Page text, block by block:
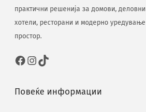
практични решенија за домови,
хотели, ресторани и модерно уредување
простор.
Повеќе информации